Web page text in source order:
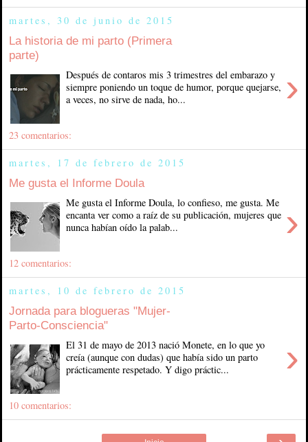
martes, 30 de junio de 2015
La historia de mi parto (Primera
parte)
›
Después de contaros mis 3 trimestres del embarazo y
siempre poniendo un toque de humor, porque quejarse,
a veces, no sirve de nada, ho...
23 comentarios:
martes, 17 de febrero de 2015
Me gusta el Informe Doula
›
Me gusta el Informe Doula, lo confieso, me gusta. Me
encanta ver como a raíz de su publicación, mujeres que
nunca habían oído la palab...
12 comentarios:
martes, 10 de febrero de 2015
Jornada para blogueras "Mujer-
Parto-Consciencia"
›
El 31 de mayo de 2013 nació Monete, en lo que yo
creía (aunque con dudas) que había sido un parto
prácticamente respetado. Y digo práctic...
10 comentarios: